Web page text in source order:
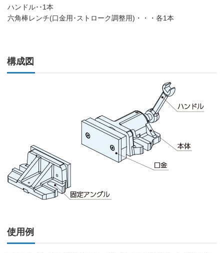
ハンドル･･1本
六角棒レンチ(口金用･ストローク調整用)・・・各1本
構成図
使用例